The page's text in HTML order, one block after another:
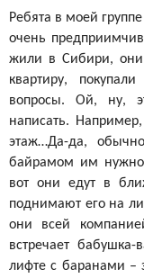
Ребята в моей
очень
жили в Сибири,
квартиру,
вопросы. Ой, ну,
написать.
этаж…Да-да,
байрамом им нужно
вот они едут в
поднимают его на
они всей
встречает бабушка-
лифте с баранами –